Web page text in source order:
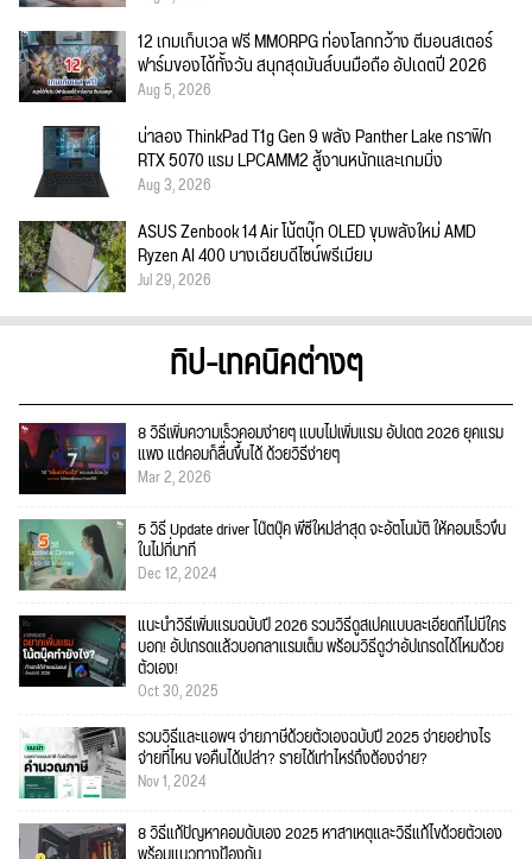
12 เกมเก็บเวล ฟรี MMORPG ท่องโลกกว้าง ตีมอนสเตอร์
ฟาร์มของได้ทั้งวัน สนุกสุดมันส์บนมือถือ อัปเดตปี 2026
Aug 5, 2026
น่าลอง ThinkPad T1g Gen 9 พลัง Panther Lake กราฟิก
RTX 5070 แรม LPCAMM2 สู้งานหนักและเกมมิ่ง
Aug 3, 2026
ASUS Zenbook 14 Air โน้ตบุ๊ก OLED ขุมพลังใหม่ AMD
Ryzen AI 400 บางเฉียบดีไซน์พรีเมียม
Jul 29, 2026
ทิป-เทคนิคต่างๆ
8 วิธีเพิ่มความเร็วคอมง่ายๆ แบบไม่เพิ่มแรม อัปเดต 2026 ยุคแรม
แพง แต่คอมก็ลื่นขึ้นได้ ด้วยวิธีง่ายๆ
Mar 2, 2026
5 วิธี Update driver โน๊ตบุ๊ค พีซีใหม่ล่าสุด จะอัตโนมัติ ให้คอมเร็วขึ้น
ในไม่กี่นาที
Dec 12, 2024
แนะนำวิธีเพิ่มแรมฉบับปี 2026 รวมวิธีดูสเปคแบบละเอียดที่ไม่มีใคร
บอก! อัปเกรดแล้วบอกลาแรมเต็ม พร้อมวิธีดูว่าอัปเกรดได้ไหมด้วย
ตัวเอง!
Oct 30, 2025
รวมวิธีและแอพฯ จ่ายภาษีด้วยตัวเองฉบับปี 2025 จ่ายอย่างไร
จ่ายที่ไหน ขอคืนได้เปล่า? รายได้เท่าไหร่ถึงต้องจ่าย?
Nov 1, 2024
8 วิธีแก้ปัญหาคอมดับเอง 2025 หาสาเหตุและวิธีแก้ไขด้วยตัวเอง